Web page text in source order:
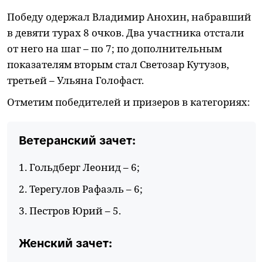
Победу одержал Владимир Анохин, набравший
в девяти турах 8 очков. Два участника отстали
от него на шаг – по 7; по дополнительным
показателям вторым стал Светозар Кутузов,
третьей – Ульяна Голофаст.
Отметим победителей и призеров в категориях:
Ветеранский зачет:
1. Гольдберг Леонид – 6;
2. Терегулов Рафаэль – 6;
3. Пестров Юрий – 5.
Женский зачет: